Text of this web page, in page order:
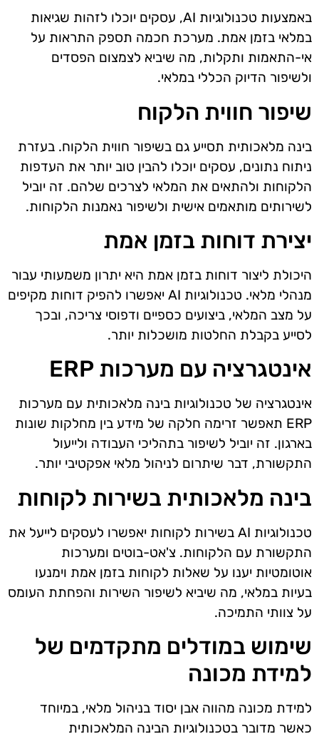
באמצעות טכנולוגיות AI, עסקים יוכלו לזהות שגיאות
במלאי בזמן אמת. מערכת חכמה תספק התראות על
אי-התאמות ותקלות, מה שיביא לצמצום הפסדים
ולשיפור הדיוק הכללי במלאי.
שיפור חווית הלקוח
בינה מלאכותית תסייע גם בשיפור חווית הלקוח. בעזרת
ניתוח נתונים, עסקים יוכלו להבין טוב יותר את העדפות
הלקוחות ולהתאים את המלאי לצרכים שלהם. זה יוביל
לשירותים מותאמים אישית ולשיפור נאמנות הלקוחות.
יצירת דוחות בזמן אמת
היכולת ליצור דוחות בזמן אמת היא יתרון משמעותי עבור
מנהלי מלאי. טכנולוגיות AI יאפשרו להפיק דוחות מקיפים
על מצב המלאי, ביצועים כספיים ודפוסי צריכה, ובכך
לסייע בקבלת החלטות מושכלות יותר.
אינטגרציה עם מערכות ERP
אינטגרציה של טכנולוגיות בינה מלאכותית עם מערכות
ERP תאפשר זרימה חלקה של מידע בין מחלקות שונות
בארגון. זה יוביל לשיפור בתהליכי העבודה ולייעול
התקשורת, דבר שיתרום לניהול מלאי אפקטיבי יותר.
בינה מלאכותית בשירות לקוחות
טכנולוגיות AI בשירות לקוחות יאפשרו לעסקים לייעל את
התקשורת עם הלקוחות. צ'אט-בוטים ומערכות
אוטומטיות יענו על שאלות לקוחות בזמן אמת וימנעו
בעיות במלאי, מה שיביא לשיפור השירות והפחתת העומס
על צוותי התמיכה.
שימוש במודלים מתקדמים של
למידת מכונה
למידת מכונה מהווה אבן יסוד בניהול מלאי, במיוחד
כאשר מדובר בטכנולוגיות הבינה המלאכותית